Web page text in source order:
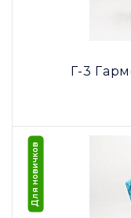
Г-3
Для новичков